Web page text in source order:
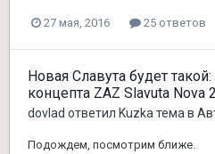
27 мая, 2016 25 ответов
Новая Славута будет
концепта ZAZ Slavuta Nova
dovlad ответил Kuzka тема в
Подождем, посмотрим ближе.